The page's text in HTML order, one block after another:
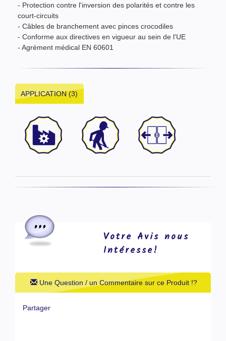
- Protection contre l'inversion des polarités et contre les
court-circuits
- Câbles de branchement avec pinces crocodiles
- Conforme aux directives en vigueur au sein de l'UE
- Agrément médical EN 60601
APPLICATION (3)
Votre Avis nous
Intéresse!
Une Question / un Commentaire sur ce Produit !?
Partager